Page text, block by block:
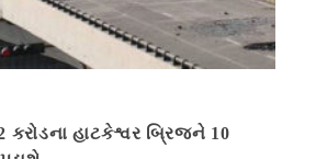
હાટકેશ્વર બ્રિજને 10